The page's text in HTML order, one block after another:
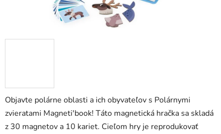
Objavte polárne oblasti a ich obyvateľov s Polárnymi
zvieratami Magneti'book! Táto magnetická hračka sa skladá
z 30 magnetov a 10 kariet. Cieľom hry je reprodukovať